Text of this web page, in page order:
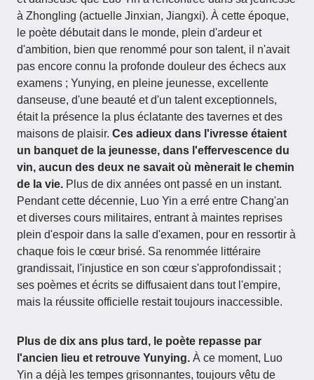
à Zhongling (actuelle Jinxian, Jiangxi). À cette époque,
le poète débutait dans le monde, plein d'ardeur et
d'ambition, bien que renommé pour son talent, il n'avait
pas encore connu la profonde douleur des échecs aux
examens ; Yunying, en pleine jeunesse, excellente
danseuse, d'une beauté et d'un talent exceptionnels,
était la présence la plus éclatante des tavernes et des
maisons de plaisir. Ces adieux dans l'ivresse étaient
un banquet de la jeunesse, dans l'effervescence du
vin, aucun des deux ne savait où mènerait le chemin
de la vie. Plus de dix années ont passé en un instant.
Pendant cette décennie, Luo Yin a erré entre Chang'an
et diverses cours militaires, entrant à maintes reprises
plein d'espoir dans la salle d'examen, pour en ressortir à
chaque fois le cœur brisé. Sa renommée littéraire
grandissait, l'injustice en son cœur s'approfondissait ;
ses poèmes et écrits se diffusaient dans tout l'empire,
mais la réussite officielle restait toujours inaccessible.
Plus de dix ans plus tard, le poète repasse par
l'ancien lieu et retrouve Yunying. À ce moment, Luo
Yin a déjà les tempes grisonnantes, toujours vêtu de